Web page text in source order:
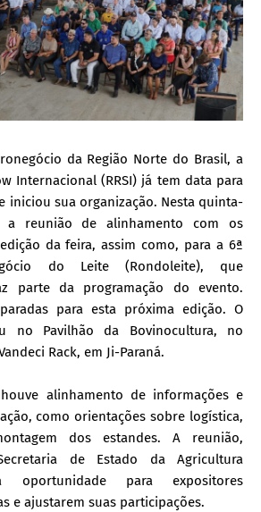
da Região Norte do Brasil, a
Internacional (RRSI) já tem data para
iniciou sua organização. Nesta quinta-
a reunião de alinhamento com os
da feira, assim como, para a 6ª
do Leite (Rondoleite), que
parte da programação do evento.
para esta próxima edição. O
no Pavilhão da Bovinocultura, no
Rack, em Ji-Paraná.
alinhamento de informações e
como orientações sobre logística,
dos estandes. A reunião,
de Estado da Agricultura
para expositores
e ajustarem suas participações.